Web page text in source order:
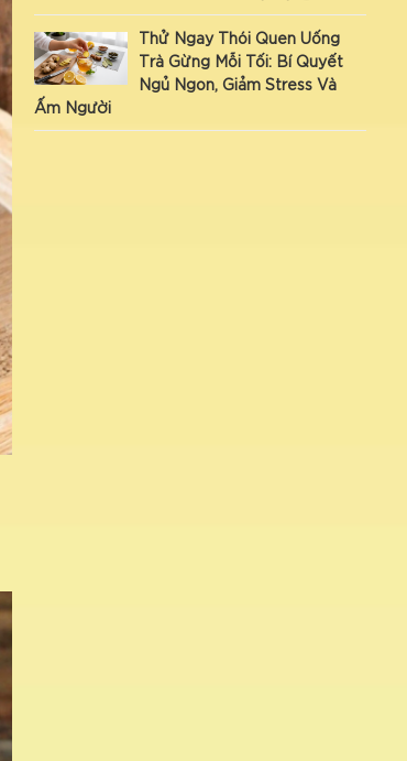
Thử Ngay Thói Quen Uống
Trà Gừng Mỗi Tối: Bí Quyết
Ngủ Ngon, Giảm Stress Và
Ấm Người